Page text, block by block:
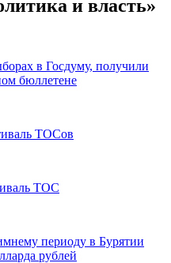
и власть»
в Госдуму, получили
бюллетене
ТОСов
ТОС
периоду в Бурятии
рублей